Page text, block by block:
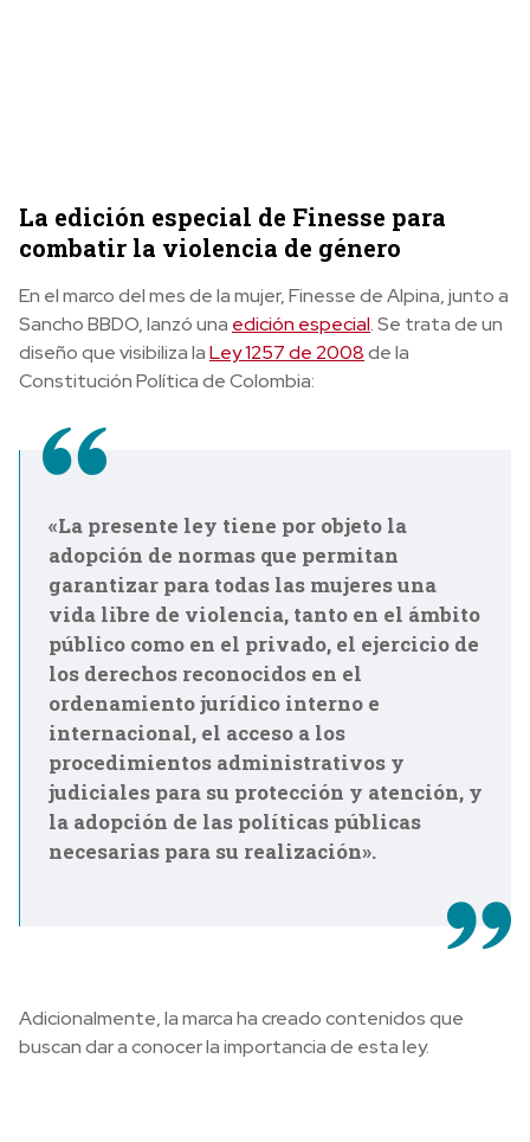
La edición especial de Finesse para
combatir la violencia de género
En el marco del mes de la mujer, Finesse de Alpina, junto a
Sancho BBDO, lanzó una edición especial. Se trata de un
diseño que visibiliza laLey 1257 de 2008de la
Constitución Política de Colombia:
«La presente ley tiene por objeto la
adopción de normas que permitan
garantizar para todas las mujeres una
vida libre de violencia, tanto en el ámbito
público como en el privado, el ejercicio de
los derechos reconocidos en el
ordenamiento jurídico interno e
internacional, el acceso a los
procedimientos administrativos y
judiciales para su protección y atención, y
la adopción de las políticas públicas
necesarias para su realización».
Adicionalmente, la marca ha creado contenidos que
buscan dar a conocer la importancia de esta ley.